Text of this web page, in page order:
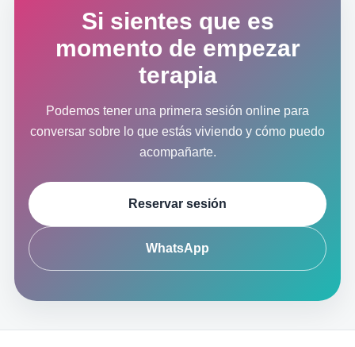
Si sientes que es
momento de empezar
terapia
Podemos tener una primera sesión online para
conversar sobre lo que estás viviendo y cómo puedo
acompañarte.
Reservar sesión
WhatsApp